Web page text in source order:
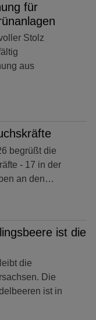
für
Stolz
aus
begrüßt die
- 17 in der
an den…
ist die
die
Die
ist in